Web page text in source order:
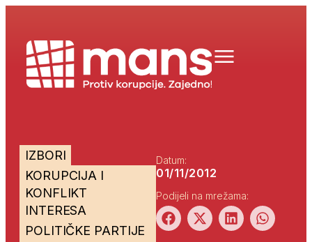
IZBORI
KORUPCIJA I
KONFLIKT
INTERESA
POLITIČKE PARTIJE
Datum:
01/11/2012
Podijeli na mrežama: